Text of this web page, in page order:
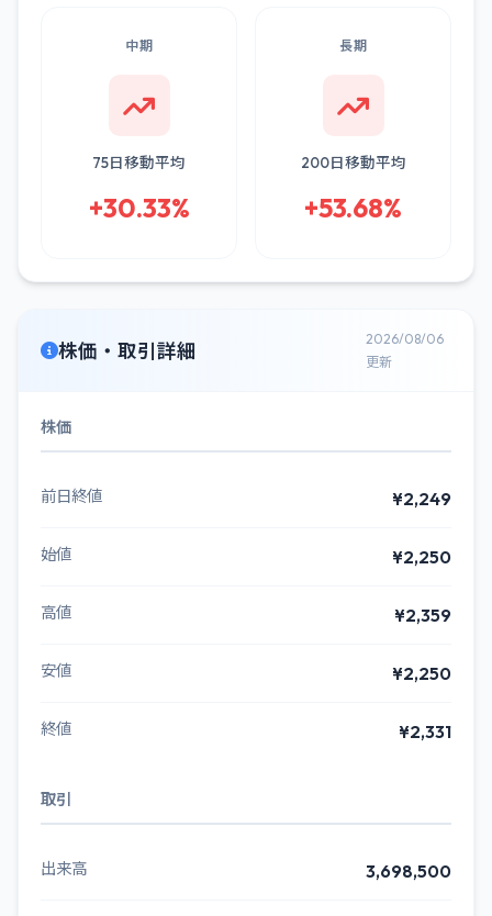
中期
75日移動平均
+30.33%
長期
200日移動平均
+53.68%
株価・取引詳細
2026/08/06
更新
株価
前日終値 ¥2,249
始値 ¥2,250
高値 ¥2,359
安値 ¥2,250
終値 ¥2,331
取引
出来高 3,698,500